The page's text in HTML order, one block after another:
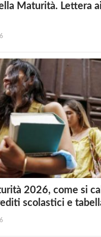
Maturità. Lettera
2026, come si
scolastici e